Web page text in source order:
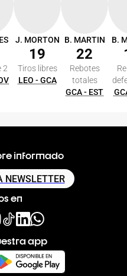
2
J. MORTON
19
Tiros libres
LEO - GCA
B. MARTIN
22
Rebotes
totales
GCA - EST
B.
informado
NEWSLETTER
en
app